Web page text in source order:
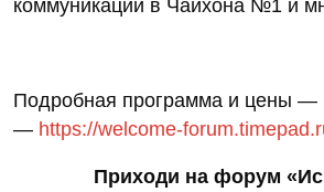
коммуникаций в Чайхона №1 и
Подробная программа и цены —
— https://welcome-
Приходи на форум